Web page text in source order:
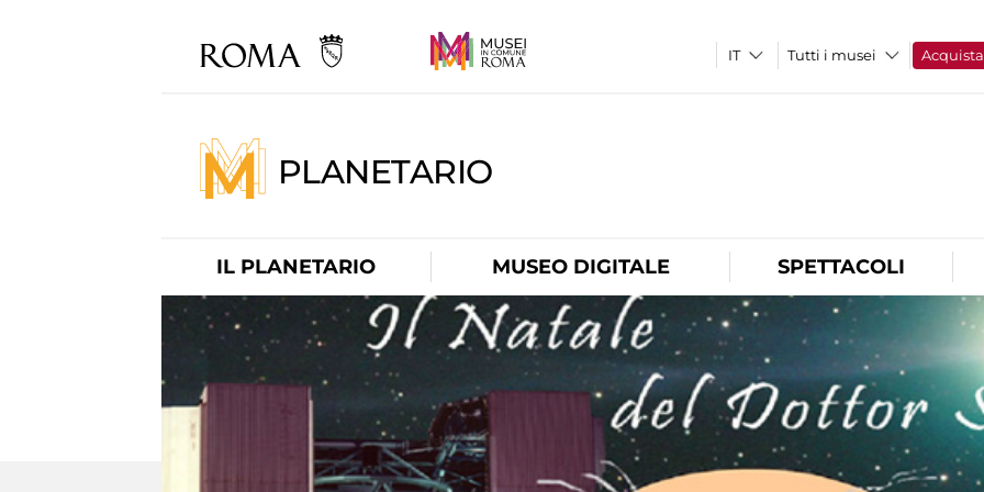
Tutti i musei Acquista
PLANETARIO
IL PLANETARIO MUSEO DIGITALE SPETTACOLI